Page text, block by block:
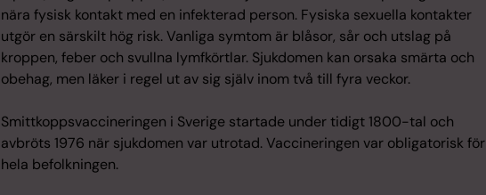
nära fysisk kontakt med en infekterad person. Fysiska sexuella kontakter
utgör en särskilt hög risk. Vanliga symtom är blåsor, sår och utslag på
kroppen, feber och svullna lymfkörtlar. Sjukdomen kan orsaka smärta och
obehag, men läker i regel ut av sig själv inom två till fyra veckor.
Smittkoppsvaccineringen i Sverige startade under tidigt 1800-tal och
avbröts 1976 när sjukdomen var utrotad. Vaccineringen var obligatorisk för
hela befolkningen.